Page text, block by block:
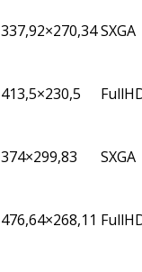
337,92×270,34SXGA
413,5×230,5
374×299,83 SXGA
476,64×268,11